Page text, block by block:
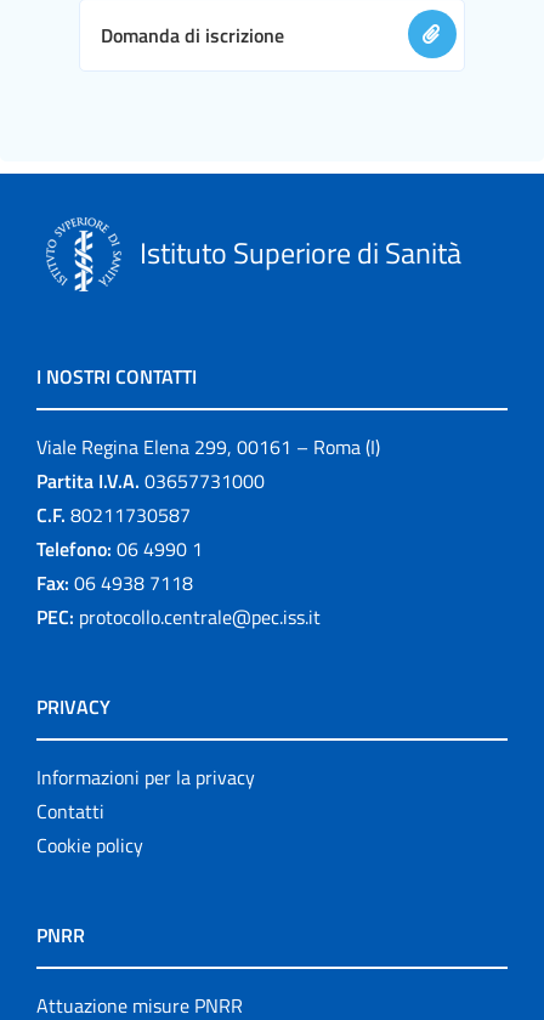
Domanda di iscrizione
Istituto Superiore di Sanità
I NOSTRI CONTATTI
Viale Regina Elena 299, 00161 – Roma (I)
Partita I.V.A. 03657731000
C.F. 80211730587
Telefono: 06 4990 1
Fax: 06 4938 7118
PEC: protocollo.centrale@pec.iss.it
PRIVACY
Informazioni per la privacy
Contatti
Cookie policy
PNRR
Attuazione misure PNRR